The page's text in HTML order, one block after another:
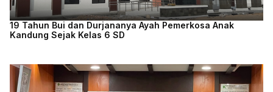
19 Tahun Bui dan Durjananya Ayah Pemerkosa Anak
Kandung Sejak Kelas 6 SD